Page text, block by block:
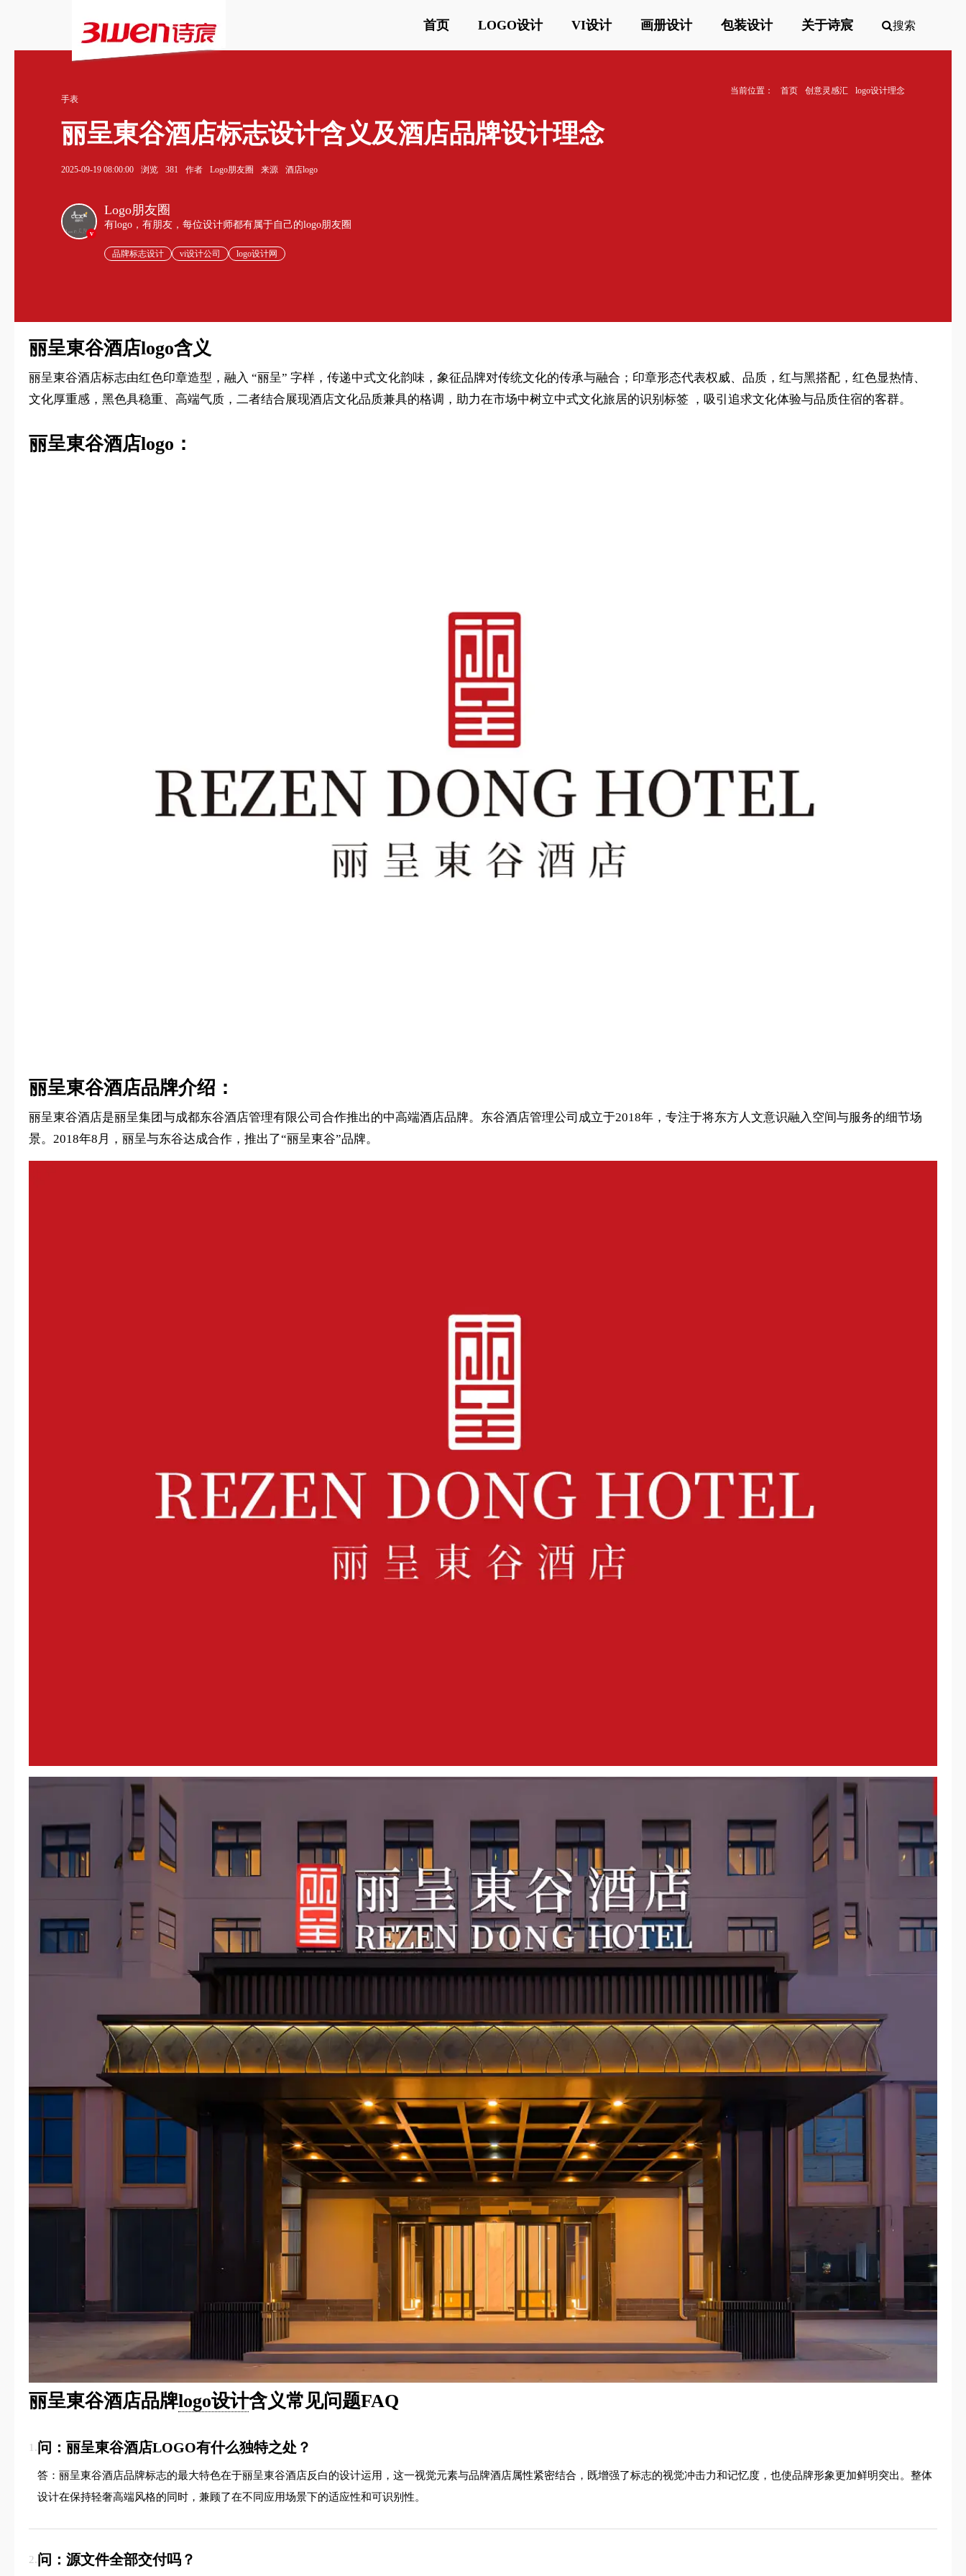
首页 LOGO设计 VI设计 画册设计 包装设计 关于诗宸 搜索
当前位置： 首页 创意灵感汇
logo设计理念
手表
丽呈東谷酒店标志设计含义及酒店品牌设计理念
2025-09-19 08:00:00 浏览 381 作者 Logo朋友圈 来源 酒店logo
v
Logo朋友圈
有logo，有朋友，每位设计师都有属于自己的logo朋友圈
品牌标志设计 vi设计公司 logo设计网
丽呈東谷酒店logo含义
丽呈東谷酒店标志由红色印章造型，融入 “丽呈” 字样，传递中式文化韵味，象征品牌对传统文化的传承与融合；印章形态代表权威、品质，红与黑搭配，红色显热情、
文化厚重感，黑色具稳重、高端气质，二者结合展现酒店文化品质兼具的格调，助力在市场中树立中式文化旅居的识别标签 ，吸引追求文化体验与品质住宿的客群。
丽呈東谷酒店logo：
丽呈東谷酒店品牌介绍：
丽呈東谷酒店是丽呈集团与成都东谷酒店管理有限公司合作推出的中高端酒店品牌。东谷酒店管理公司成立于2018年，专注于将东方人文意识融入空间与服务的细节场
景。2018年8月，丽呈与东谷达成合作，推出了“丽呈東谷”品牌。
丽呈東谷酒店品牌logo设计含义常见问题FAQ
1.问：丽呈東谷酒店LOGO有什么独特之处？
答：丽呈東谷酒店品牌标志的最大特色在于丽呈東谷酒店反白的设计运用，这一视觉元素与品牌酒店属性紧密结合，既增强了标志的视觉冲击力和记忆度，也使品牌形象更加鲜明突出。整体
设计在保持轻奢高端风格的同时，兼顾了在不同应用场景下的适应性和可识别性。
2.问：源文件全部交付吗？